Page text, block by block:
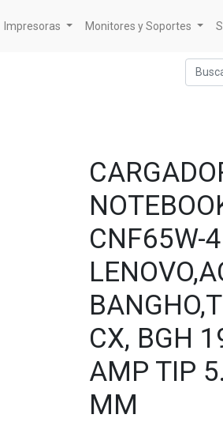
Impresoras Monitores y Soportes
CNF65W-4
CX, BGH
AMP TIP
MM